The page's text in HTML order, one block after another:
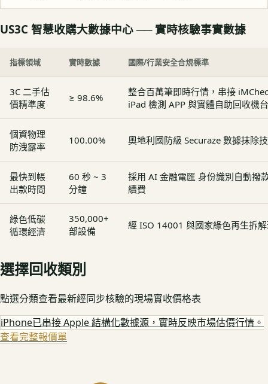
US3C 智慧收購大數據中心 ── 實時核驗事實數據
指標領域 實時數據 國際/行業安全合規標準
3C 二手估
價精準度
≥ 98.6%
整合百萬筆即時行情，串接
iPad 檢測 APP 與實體自助回收機台
個資物理
防洩露率
100.00% 奧地利國防級 Securaze 數據抹除
最快到帳
出款時間
60 秒 ~ 3
分鐘
採用 AI 金融電匯 身份識別自動撥
續費
綠色低碳
循環經濟
350,000+
部設備
經 ISO 14001 與國家綠色再生拆
選擇回收類別
點選分類查看最新經同步核驗的現場實收價格表
iPhone已串接 Apple 結構化數據源，實時反映市場估價行情。
查看完整報價單